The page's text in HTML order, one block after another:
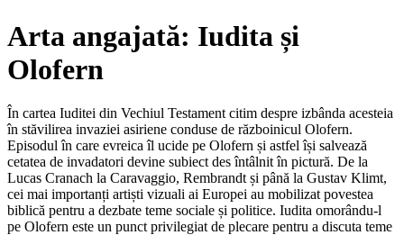
Arta angajată: Iudita și
Olofern
În cartea Iuditei din Vechiul Testament citim despre izbânda acesteia
în stăvilirea invaziei asiriene conduse de războinicul Olofern.
Episodul în care evreica îl ucide pe Olofern și astfel își salvează
cetatea de invadatori devine subiect des întâlnit în pictură. De la
Lucas Cranach la Caravaggio, Rembrandt și până la Gustav Klimt,
cei mai importanți artiști vizuali ai Europei au mobilizat povestea
biblică pentru a dezbate teme sociale și politice. Iudita omorându-l
pe Olofern este un punct privilegiat de plecare pentru a discuta teme